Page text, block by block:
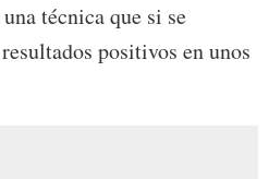
técnica que si se
positivos en unos